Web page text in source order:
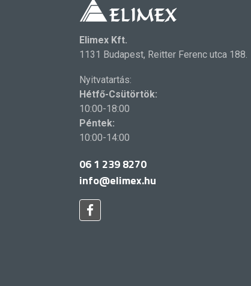
Elimex Kft.
1131 Budapest, Reitter Ferenc utca 188.
Nyitvatartás:
Hétfő-Csütörtök:
10:00-18:00
Péntek:
10:00-14:00
06 1 239 8270
info@elimex.hu